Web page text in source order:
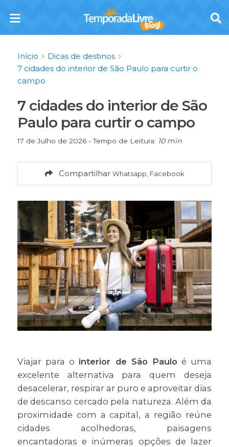
Início
Dicas de destinos
7 cidades do interior de São Paulo para curtir o
campo
7 cidades do interior de São
Paulo para curtir o campo
17 de Julho de 2026 - Tempo de Leitura: 10 min
Compartilhar Whatsapp, Facebook
Viajar para o interior de São Paulo é uma
excelente alternativa para quem deseja
desacelerar, respirar ar puro e aproveitar dias
de descanso cercado pela natureza. Além da
proximidade com a capital, a região reúne
cidades acolhedoras, paisagens
encantadoras e inúmeras opções de lazer